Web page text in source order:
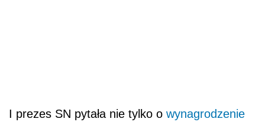
I prezes SN pytała nie tylko o wynagrodzenie